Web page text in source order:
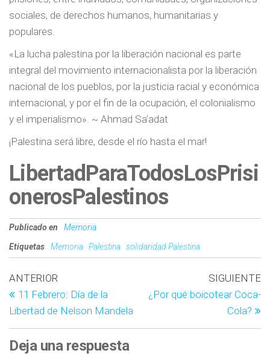
sociales, de derechos humanos, humanitarias y
populares.
«La lucha palestina por la liberación nacional es parte
integral del movimiento internacionalista por la liberación
nacional de los pueblos, por la justicia racial y económica
internacional, y por el fin de la ocupación, el colonialismo
y el imperialismo». ~ Ahmad Sa’adat
¡Palestina será libre, desde el río hasta el mar!
LibertadParaTodosLosPrisi
onerosPalestinos
Publicado en
Memoria
Etiquetas
Memoria Palestina solidaridad Palestina
ANTERIOR
11 Febrero: Día de la
Libertad de Nelson Mandela
SIGUIENTE
¿Por qué boicotear Coca-
Cola?
Deja una respuesta